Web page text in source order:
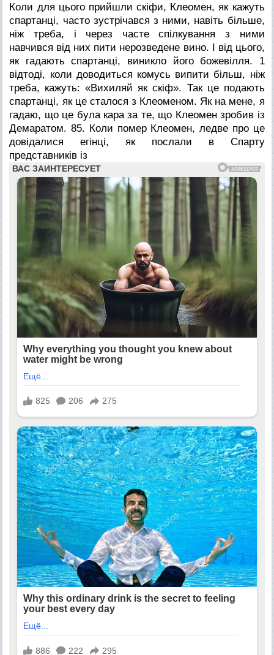
Коли для цього прийшли скіфи, Клеомен, як кажуть
спартанці, часто зустрічався з ними, навіть більше,
ніж треба, і через часте спілкування з ними
навчився від них пити нерозведене вино. І від цього,
як гадають спартанці, виникло його божевілля. 1
відтоді, коли доводиться комусь випити більш, ніж
треба, кажуть: «Вихиляй як скіф». Так це подають
спартанці, як це сталося з Клеоменом. Як на мене, я
гадаю, що це була кара за те, що Клеомен зробив із
Демаратом. 85. Коли помер Клеомен, ледве про це
довідалися егінці, як послали в Спарту
представників із